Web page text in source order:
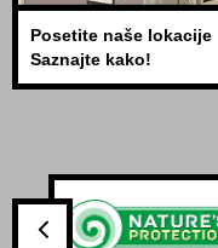
Posetite naše lokacije
Saznajte kako!